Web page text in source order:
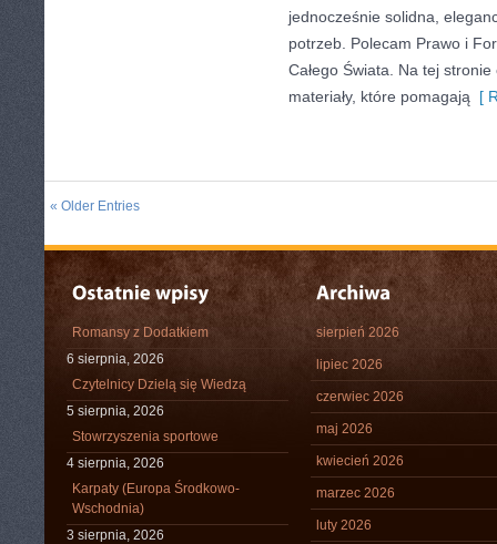
jednocześnie solidna,
potrzeb. Polecam Prawo i
Całego Świata. Na tej
materiały, które pomagają [
« Older Entries
Romansy z Dodatkiem
6 sierpnia, 2026
Czytelnicy Dzielą się Wiedzą
5 sierpnia, 2026
Stowrzyszenia sportowe
4 sierpnia, 2026
Karpaty (Europa Środkowo-
Wschodnia)
3 sierpnia, 2026
sierpień 2026
lipiec 2026
czerwiec 2026
maj 2026
kwiecień 2026
marzec 2026
luty 2026